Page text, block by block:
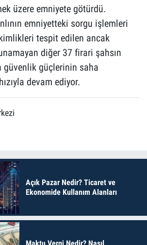
üzere emniyete götürdü.
emniyetteki sorgu işlemleri
tespit edilen ancak
diğer 37 firari şahsın
güvenlik güçlerinin saha
devam ediyor.
Açık Pazar Nedir? Ticaret ve
Ekonomide Kullanım Alanları